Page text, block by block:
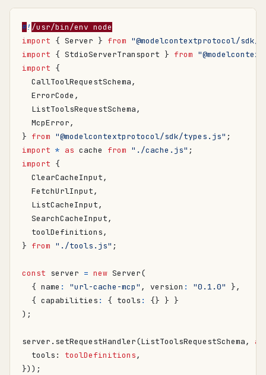
#! /usr/bin/env node
import { Server } from "@modelcontextprotocol/
import { StdioServerTransport } from
import {
CallToolRequestSchema,
ErrorCode ,
ListToolsRequestSchema,
McpError,
} from "@modelcontextprotocol/sdk/types.js" ;
import * as cache from "./cache.js" ;
import {
ClearCacheInput,
FetchUrlInput,
ListCacheInput,
SearchCacheInput,
toolDefinitions,
} from "./tools.js" ;
const server = new Server(
{ name : "url-cache-mcp" , version : "0.1.0"
},
{ capabilities : { tools : {} } }
);
server . setRequestHandler(ListToolsRequestSchema,
tools : toolDefinitions,
}));